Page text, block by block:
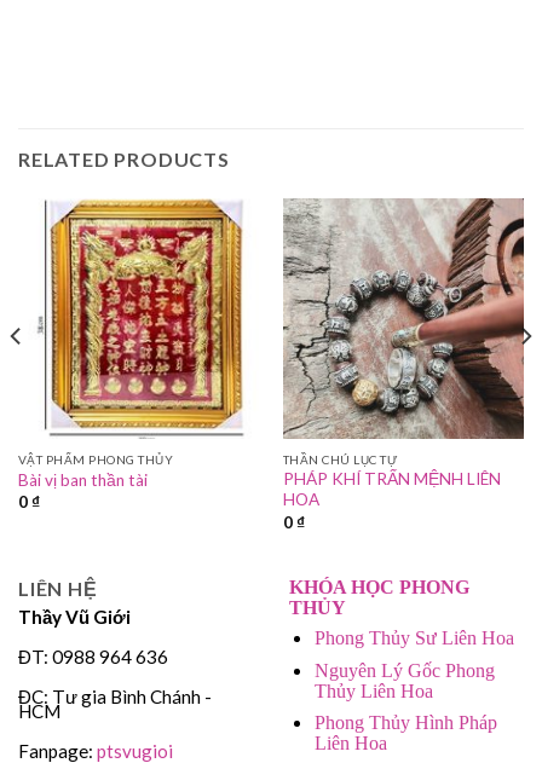
RELATED PRODUCTS
VẬT PHẨM PHONG THỦY
Bài vị ban thần tài
0₫
THẦN CHÚ LỤC TỰ
PHÁP KHÍ TRẤN MỆNH LIÊN
HOA
0₫
LIÊN HỆ
Thầy Vũ Giới
ĐT: 0988 964 636
ĐC: Tư gia Bình Chánh -
HCM
Fanpage: ptsvugioi
KHÓA HỌC PHONG
THỦY
Phong Thủy Sư Liên Hoa
Nguyên Lý Gốc Phong
Thủy Liên Hoa
Phong Thủy Hình Pháp
Liên Hoa